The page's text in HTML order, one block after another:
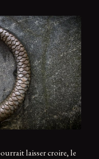
laisser croire, le